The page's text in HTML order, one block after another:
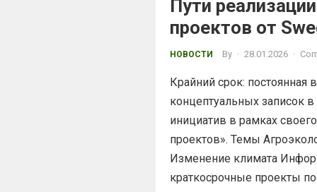
Пути
проектов от
НОВОСТИ By · 28.01.2026 ·
Крайний срок: постоянная
концептуальных записок в
инициатив в рамках
проектов». Темы
Изменение климата
краткосрочные проекты